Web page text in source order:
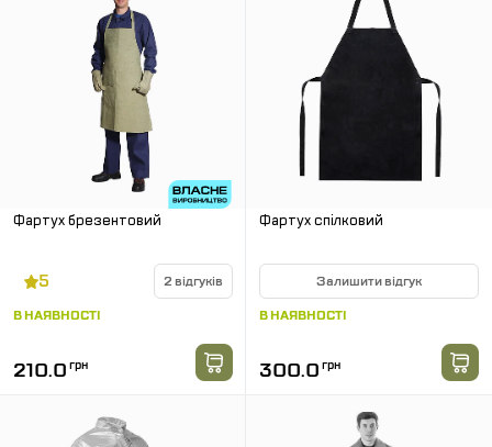
Фартух брезентовий
5 2 відгуків
В НАЯВНОСТІ
210.0 грн
Фартух спілковий
Залишити відгук
В НАЯВНОСТІ
300.0 грн